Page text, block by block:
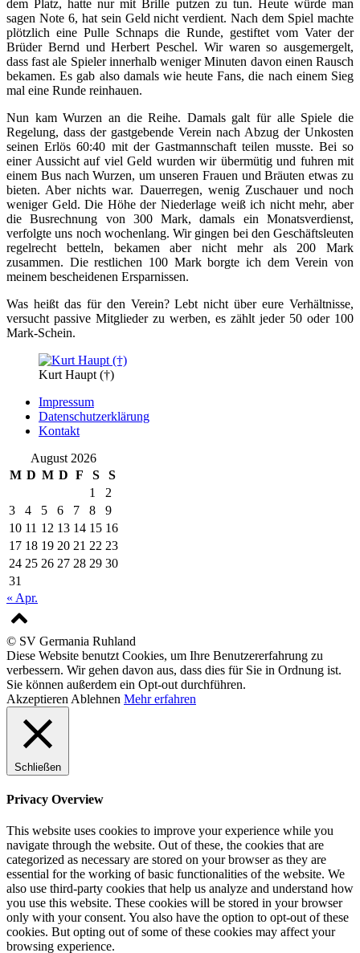
dem Platz, hatte nur mit Brille putzen zu tun. Heute würde man
sagen Note 6, hat sein Geld nicht verdient. Nach dem Spiel machte
plötzlich eine Pulle Schnaps die Runde, gestiftet vom Vater der
Brüder Bernd und Herbert Peschel. Wir waren so ausgemergelt,
dass fast ale Spieler innerhalb weniger Minuten davon einen Rausch
bekamen. Es gab also damals wie heute Fans, die nach einem Sieg
mal eine Runde reinhauen.
Nun kam Wurzen an die Reihe. Damals galt für alle Spiele die
Regelung, dass der gastgebende Verein nach Abzug der Unkosten
seinen Erlös 60:40 mit der Gastmannschaft teilen musste. Bei so
einer Aussicht auf viel Geld wurden wir übermütig und fuhren mit
einem Bus nach Wurzen, um unseren Frauen und Bräuten etwas zu
bieten. Aber nichts war. Dauerregen, wenig Zuschauer und noch
weniger Geld. Die Höhe der Niederlage weiß ich nicht mehr, aber
die Busrechnung von 300 Mark, damals ein Monatsverdienst,
verfolgte uns noch wochenlang. Wir gingen bei den Geschäftsleuten
regelrecht betteln, bekamen aber nicht mehr als 200 Mark
zusammen. Die restlichen 100 Mark borgte ich dem Verein von
meinem bescheidenen Ersparnissen.
Was heißt das für den Verein? Lebt nicht über eure Verhältnisse,
versucht passive Mitglieder zu werben, es zählt jeder 50 oder 100
Mark-Schein.
Kurt Haupt (†)
Impressum
Datenschutzerklärung
Kontakt
August 2026
M D M D F S
S
1
2
3
4 5 6 7 8
9
10 11 12 13 14 15 16
17 18 19 20 21 22 23
24 25 26 27 28 29 30
31
« Apr.
© SV Germania Ruhland
Diese Website benutzt Cookies, um Ihre Benutzererfahrung zu
verbessern. Wir gehen davon aus, dass dies für Sie in Ordnung ist.
Sie können außerdem ein Opt-out durchführen.
Akzeptieren Ablehnen Mehr erfahren
Schließen
Privacy Overview
This website uses cookies to improve your experience while you
navigate through the website. Out of these, the cookies that are
categorized as necessary are stored on your browser as they are
essential for the working of basic functionalities of the website. We
also use third-party cookies that help us analyze and understand how
you use this website. These cookies will be stored in your browser
only with your consent. You also have the option to opt-out of these
cookies. But opting out of some of these cookies may affect your
browsing experience.